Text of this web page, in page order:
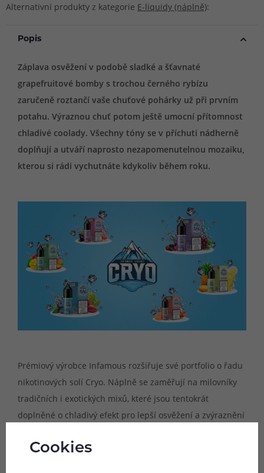
Alternativní produkty z kategorie E-liquidy (náplně):
Popis
Záplava osvěžení v podobě sladké a šťavnaté
grapefruitové bomby s trochou černého rybízu
zaručeně roztančí vaše chuťové pohárky už při prvním
potahu. Výraznou chuť potom ještě umocní přítomnost
chladivé coolady. Všechny tóny se v příchuti nádherně
doplňují a utváří naprosto nezapomenutelnou mozaiku,
kterou si rádi vychutnáte kdykoliv během roku.
Prémiový výrobce Infamous rozšiřuje své portfolio o řadu
nikotinových solí Cryo. Náplně se zaměřují na milovníky
tradičních i exotických mixů, které jsou tentokrát
doplněné o chladivý efekt pro lepší osvěžení a zvýraznění
použitých surovin jsou tyto směsi příjemně vyvážené a
Cookies